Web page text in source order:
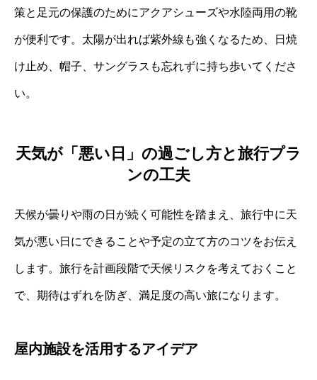
策と足元の保護のためにアクアシューズや水陸両用の靴
が便利です。太陽が出れば紫外線も強くなるため、日焼
け止め、帽子、サングラスも忘れずに持ち歩いてくださ
い。
天気が「悪い日」の過ごし方と旅行プラ
ンの工夫
天候が曇りや雨の日が続く可能性を踏まえ、旅行中に天
気が悪い日にできることや予定の立て方のコツをお伝え
します。旅行を計画段階で天候リスクを考えておくこと
で、期待はずれを防ぎ、満足度の高い旅になります。
屋内施設を活用するアイデア